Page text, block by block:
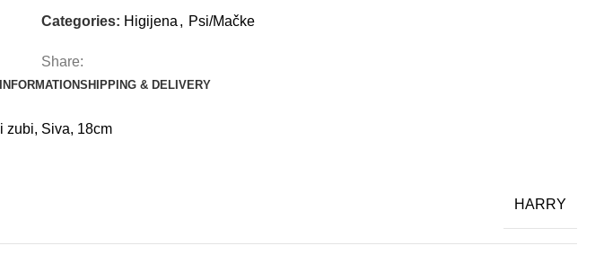
Categories: Higijena , Psi/Mačke
Share:
SHIPPING & DELIVERY
zubi, Siva, 18cm
HARRY